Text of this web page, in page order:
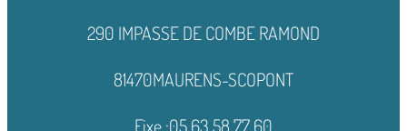
290 IMPASSE DE COMBE RAMOND
81470MAURENS-SCOPONT
Fixe :05 63 58 77 60